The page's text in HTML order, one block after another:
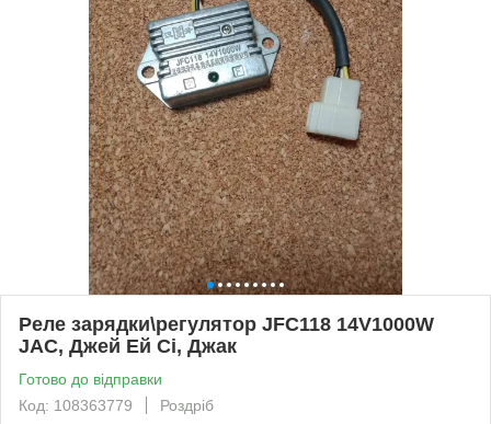
Реле зарядки\регулятор JFC118 14V1000W
JAC, Джей Ей Сі, Джак
Готово до відправки
Код: 108363779
Роздріб